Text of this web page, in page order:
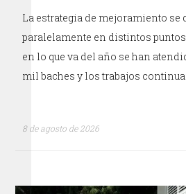
La estrategia de mejoramiento se
paralelamente en distintos
en lo que va del año se han
mil baches y los trabajos
8 de agosto de 2026